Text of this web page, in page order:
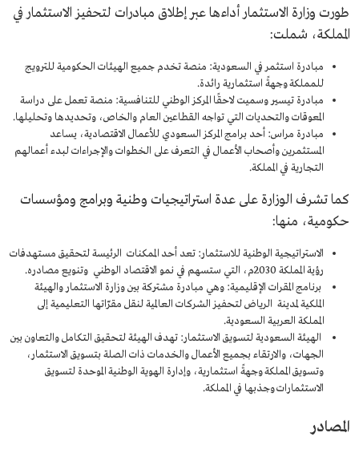
طورت وزارة الاستثمار أداءها عبر إطلاق مبادرات لتحفيز الاستثمار في
المملكة، شملت:
مبادرة استثمر في السعودية: منصة تخدم جميع الهيئات الحكومية للترويج
للمملكة وجهةً استثمارية رائدة.
مبادرة تيسير وسميت لاحقًا المركز الوطني للتنافسية: منصة تعمل على دراسة
المعوقات والتحديات التي تواجه القطاعين العام والخاص، وتحديدها وتحليلها.
مبادرة مراس: أحد برامج المركز السعودي للأعمال الاقتصادية، يساعد
المستثمرين وأصحاب الأعمال في التعرف على الخطوات والإجراءات لبدء أعمالهم
التجارية في المملكة.
كما تشرف الوزارة على عدة استراتيجيات وطنية وبرامج ومؤسسات
حكومية، منها:
الاستراتيجية الوطنية للاستثمار: تعد أحد الممكنات الرئيسة لتحقيق مستهدفات
رؤية المملكة 2030م، التي ستسهم في نمو الاقتصاد الوطني وتنويع مصادره.
برنامج المقرات الإقليمية: وهي مبادرة مشتركة بين وزارة الاستثمار والهيئة
الملكية لمدينة الرياض لتحفيز الشركات العالمية لنقل مقرّاتها التعليمية إلى
المملكة العربية السعودية.
الهيئة السعودية لتسويق الاستثمار: تهدف الهيئة لتحقيق التكامل والتعاون بين
الجهات، والارتقاء بجميع الأعمال والخدمات ذات الصلة بتسويق الاستثمار،
وتسويق المملكة وجهةً استثمارية، وإدارة الهوية الوطنية الموحدة لتسويق
الاستثمارات وجذبها في المملكة.
المصادر